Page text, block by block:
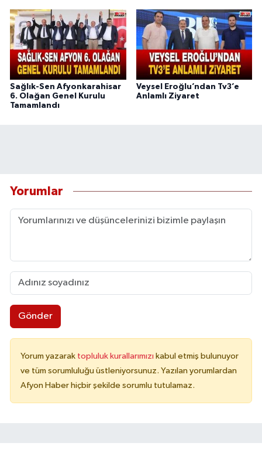
Sağlık-Sen Afyonkarahisar
6. Olağan Genel Kurulu
Tamamlandı
Veysel Eroğlu’ndan Tv3’e
Anlamlı Ziyaret
Yorumlar
Gönder
Yorum yazarak topluluk kurallarımızı kabul etmiş bulunuyor
ve tüm sorumluluğu üstleniyorsunuz. Yazılan yorumlardan
Afyon Haber hiçbir şekilde sorumlu tutulamaz.